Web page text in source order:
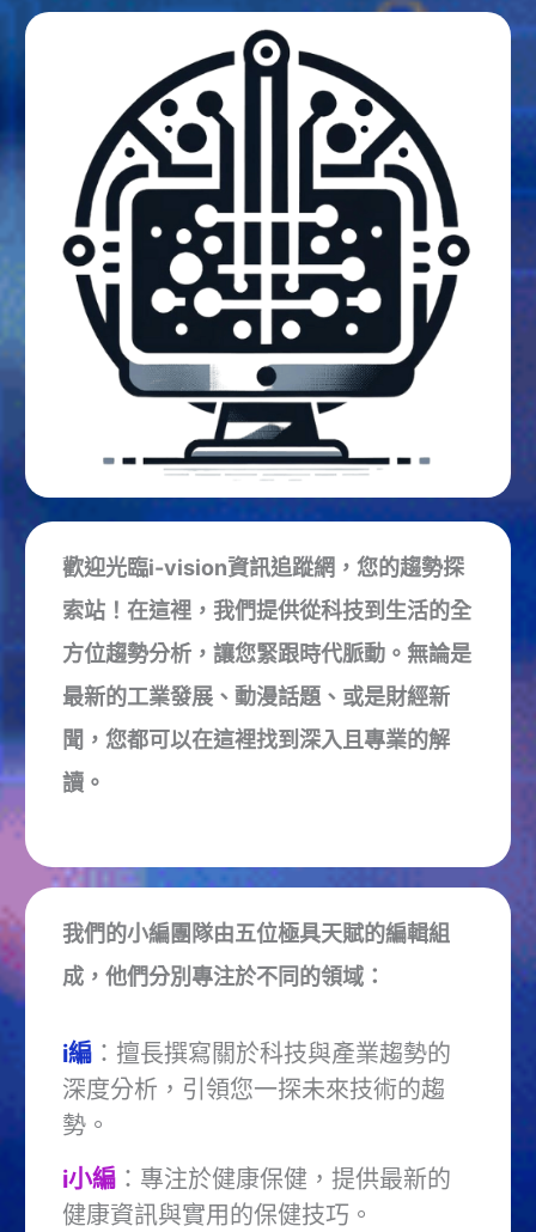
歡迎光臨i-vision資訊追蹤網，您的趨勢探
索站！在這裡，我們提供從科技到生活的全
方位趨勢分析，讓您緊跟時代脈動。無論是
最新的工業發展、動漫話題、或是財經新
聞，您都可以在這裡找到深入且專業的解
讀。
我們的小編團隊由五位極具天賦的編輯組
成，他們分別專注於不同的領域：
i編：擅長撰寫關於科技與產業趨勢的
深度分析，引領您一探未來技術的趨
勢。
i小編：專注於健康保健，提供最新的
健康資訊與實用的保健技巧。